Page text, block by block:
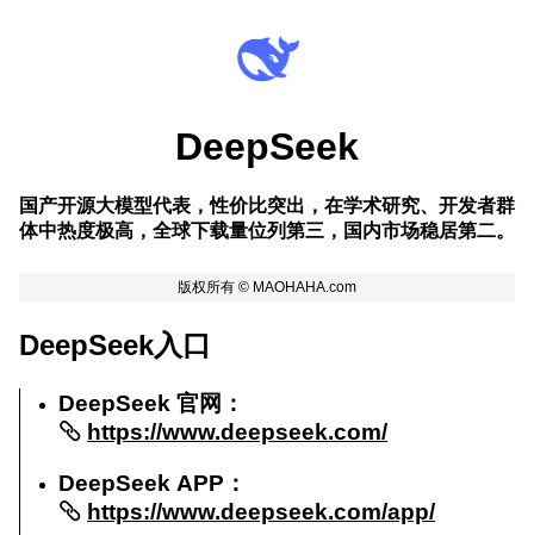
DeepSeek
国产开源大模型代表，性价比突出，在学术研究、开发者群
体中热度极高，全球下载量位列第三，国内市场稳居第二。
DeepSeek入口
DeepSeek 官网：
https://www.deepseek.com/
DeepSeek APP：
https://www.deepseek.com/app/